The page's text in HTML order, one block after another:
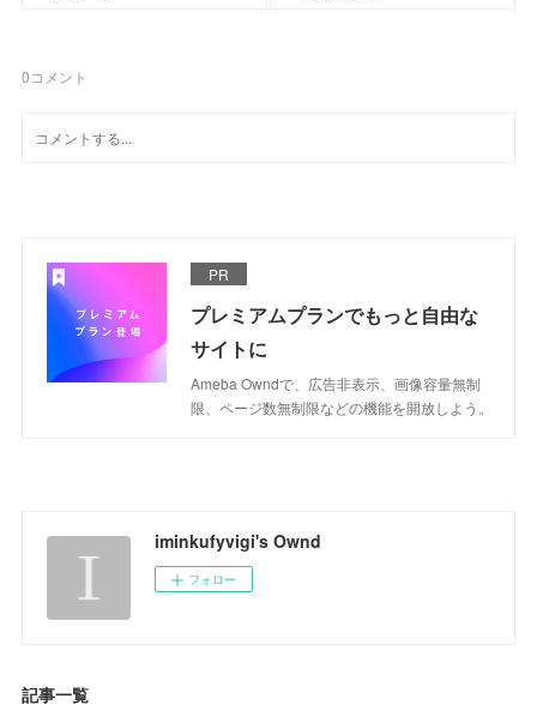
0コメント
PR
プレミアムプランでもっと自由な
サイトに
Ameba Owndで、広告非表示、画像容量無制
限、ページ数無制限などの機能を開放しよう。
iminkufyvigi's Ownd
フォロー
記事一覧